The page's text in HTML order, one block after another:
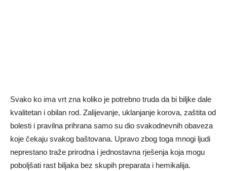
Svako ko ima vrt zna koliko je potrebno truda da bi biljke dale
kvalitetan i obilan rod. Zalijevanje, uklanjanje korova, zaštita od
bolesti i pravilna prihrana samo su dio svakodnevnih obaveza
koje čekaju svakog baštovana. Upravo zbog toga mnogi ljudi
neprestano traže prirodna i jednostavna rješenja koja mogu
poboljšati rast biljaka bez skupih preparata i hemikalija.